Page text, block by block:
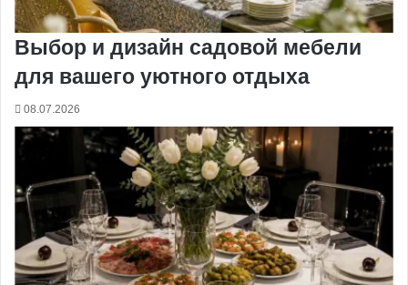
Выбор и дизайн садовой мебели
для вашего уютного отдыха
08.07.2026